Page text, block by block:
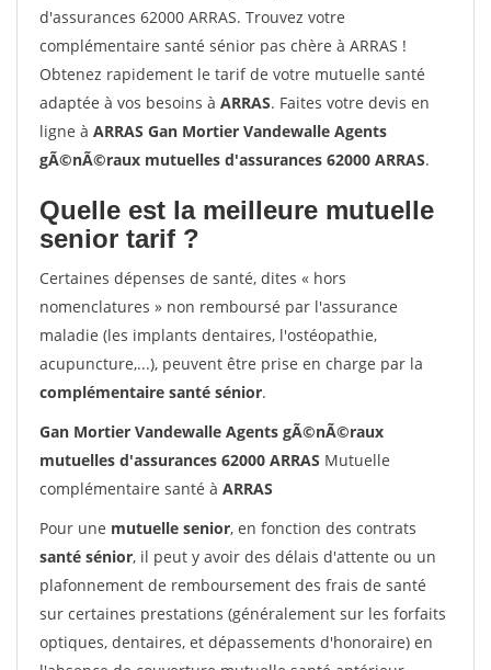
d'assurances 62000 ARRAS. Trouvez votre
complémentaire santé sénior pas chère à ARRAS !
Obtenez rapidement le tarif de votre mutuelle santé
adaptée à vos besoins à ARRAS. Faites votre devis en
ligne à ARRAS Gan Mortier Vandewalle Agents
gÃ©nÃ©raux mutuelles d'assurances 62000 ARRAS.
Quelle est la meilleure mutuelle
senior tarif ?
Certaines dépenses de santé, dites « hors
nomenclatures » non remboursé par l'assurance
maladie (les implants dentaires, l'ostéopathie,
acupuncture,...), peuvent être prise en charge par la
complémentaire santé sénior.
Gan Mortier Vandewalle Agents gÃ©nÃ©raux
mutuelles d'assurances 62000 ARRAS Mutuelle
complémentaire santé à ARRAS
Pour une mutuelle senior, en fonction des contrats
santé sénior, il peut y avoir des délais d'attente ou un
plafonnement de remboursement des frais de santé
sur certaines prestations (généralement sur les forfaits
optiques, dentaires, et dépassements d'honoraire) en